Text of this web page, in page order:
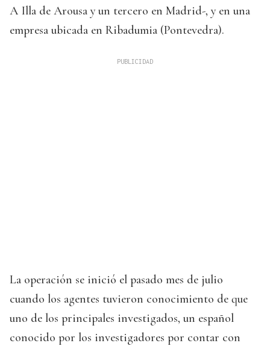
A Illa de Arousa y un tercero en Madrid-, y en una
empresa ubicada en Ribadumia (Pontevedra).
La operación se inició el pasado mes de julio
cuando los agentes tuvieron conocimiento de que
uno de los principales investigados, un español
conocido por los investigadores por contar con